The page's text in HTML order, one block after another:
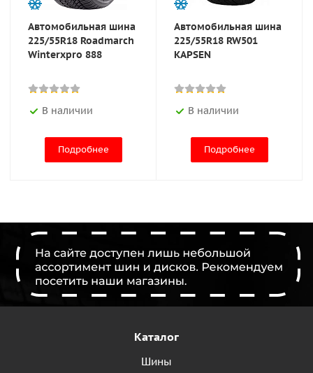
Автомобильная шина
225/55R18 Roadmarch
Winterxpro 888
В наличии
Подробнее
Автомобильная шина
225/55R18 RW501
KAPSEN
В наличии
Подробнее
Каталог
Шины